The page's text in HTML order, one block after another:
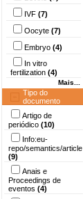
IVF (7)
Oocyte (7)
Embryo (4)
In vitro
fertilization (4)
Mais...
Tipo do
documento
Artigo de
periódico (10)
Info:eu-
repo/semantics/article
(9)
Anais e
Proceedings de
eventos (4)